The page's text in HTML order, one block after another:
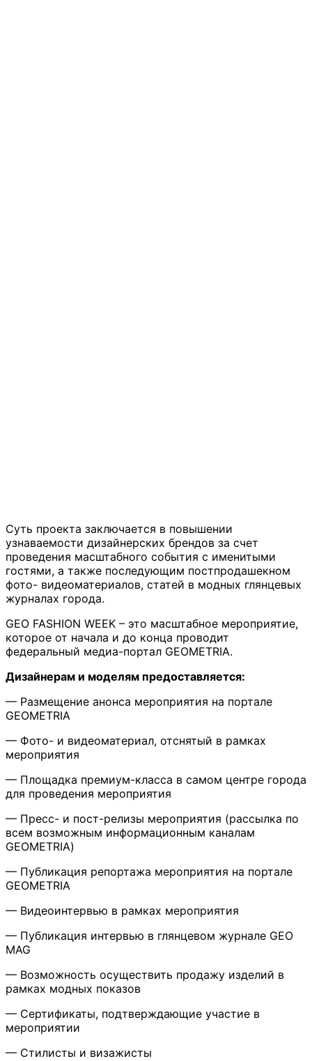
Суть проекта заключается в повышении
узнаваемости дизайнерских брендов за счет
проведения масштабного события с именитыми
гостями, а также последующим постпродашекном
фото- видеоматериалов, статей в модных глянцевых
журналах города.
GEO FASHION WEEK – это масштабное мероприятие,
которое от начала и до конца проводит
федеральный медиа-портал GEOMETRIA.
Дизайнерам и моделям предоставляется:
— Размещение анонса мероприятия на портале
GEOMETRIA
— Фото- и видеоматериал, отснятый в рамках
мероприятия
— Площадка премиум-класса в самом центре города
для проведения мероприятия
— Пресс- и пост-релизы мероприятия (рассылка по
всем возможным информационным каналам
GEOMETRIA)
— Публикация репортажа мероприятия на портале
GEOMETRIA
— Видеоинтервью в рамках мероприятия
— Публикация интервью в глянцевом журнале GEO
MAG
— Возможность осуществить продажу изделий в
рамках модных показов
— Сертификаты, подтверждающие участие в
мероприятии
— Стилисты и визажисты